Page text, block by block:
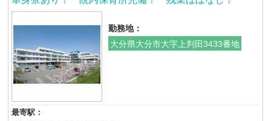
勤務地：
大分県大分市大字上判田3433番地
最寄駅：